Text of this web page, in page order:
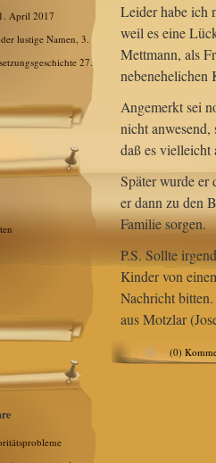
April 2017
lustige Namen, 3.
27.
Leider habe ich
weil es eine
Mettmann, als
nebenehelichen
Angemerkt sei
nicht
daß es
Später wurde er
er dann zu den
Familie sorgen.
P.S. Sollte
Kinder von
Nachricht
aus Motzlar
(0)